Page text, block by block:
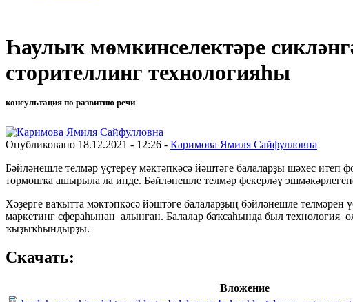
Һаулыҡ мөмкинселектәре
сторителлинг технологияһы
консультация по развитию речи
Опубликовано 18.12.2021 - 12:26 - Каримова Ямиля Сайфулловна
Бәйләнешле телмәр үҫтереү мәктәпкәсә йәштәге балаларҙы шәхес
тормошҡа ашырыла ла инде. Бәйләнешле телмәр фекерләү
Хәҙерге ваҡытта мәктәпкәсә йәштәге балаларҙың бәйләнешле
маркетинг сфераһынан алынған. Балалар баҡсаһында был технология
ҡыҙыҡһындырҙы.
Скачать:
Вложение